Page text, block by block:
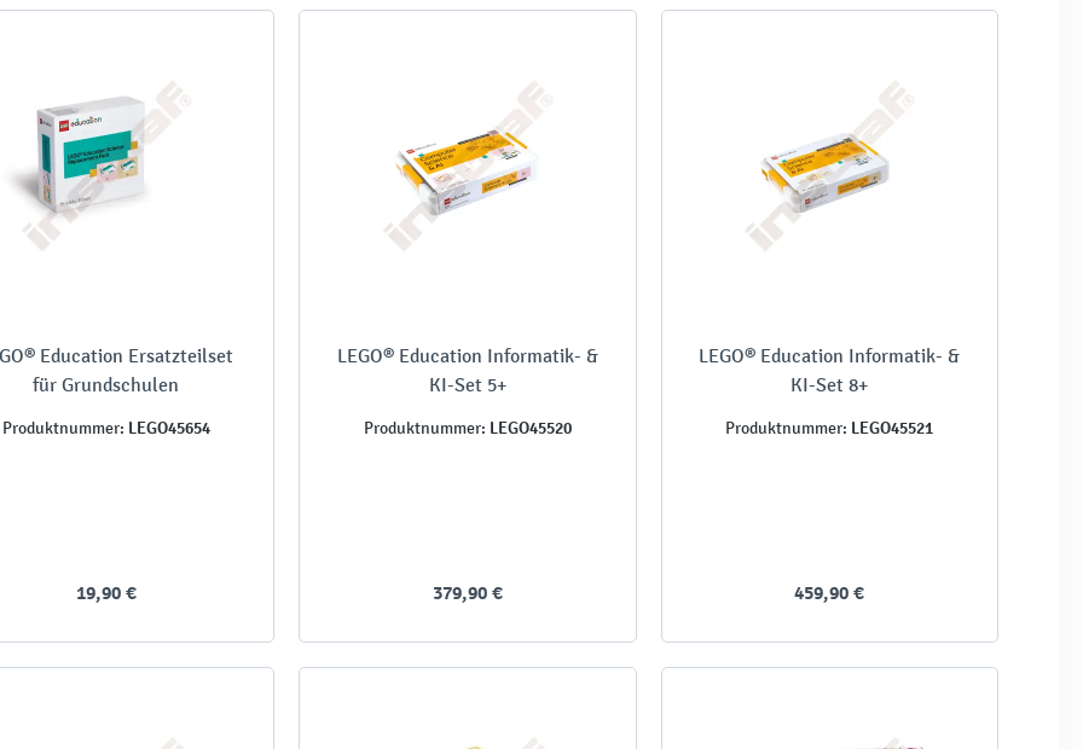
Education Ersatzteilset
für Grundschulen
Produktnummer: LEGO45654
19,90 €
LEGO® Education Informatik- &
KI-Set 5+
Produktnummer: LEGO45520
379,90 €
LEGO® Education Informatik- &
KI-Set 8+
Produktnummer: LEGO45521
459,90 €